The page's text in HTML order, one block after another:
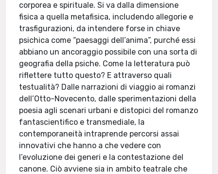
corporea e spirituale. Si va dalla dimensione
fisica a quella metafisica, includendo allegorie e
trasfigurazioni, da intendere forse in chiave
psichica come “paesaggi dell’anima”, purché essi
abbiano un ancoraggio possibile con una sorta di
geografia della psiche. Come la letteratura può
riflettere tutto questo? E attraverso quali
testualità? Dalle narrazioni di viaggio ai romanzi
dell’Otto-Novecento, dalle sperimentazioni della
poesia agli scenari urbani e distopici del romanzo
fantascientifico e transmediale, la
contemporaneità intraprende percorsi assai
innovativi che hanno a che vedere con
l’evoluzione dei generi e la contestazione del
canone. Ciò avviene sia in ambito teatrale che